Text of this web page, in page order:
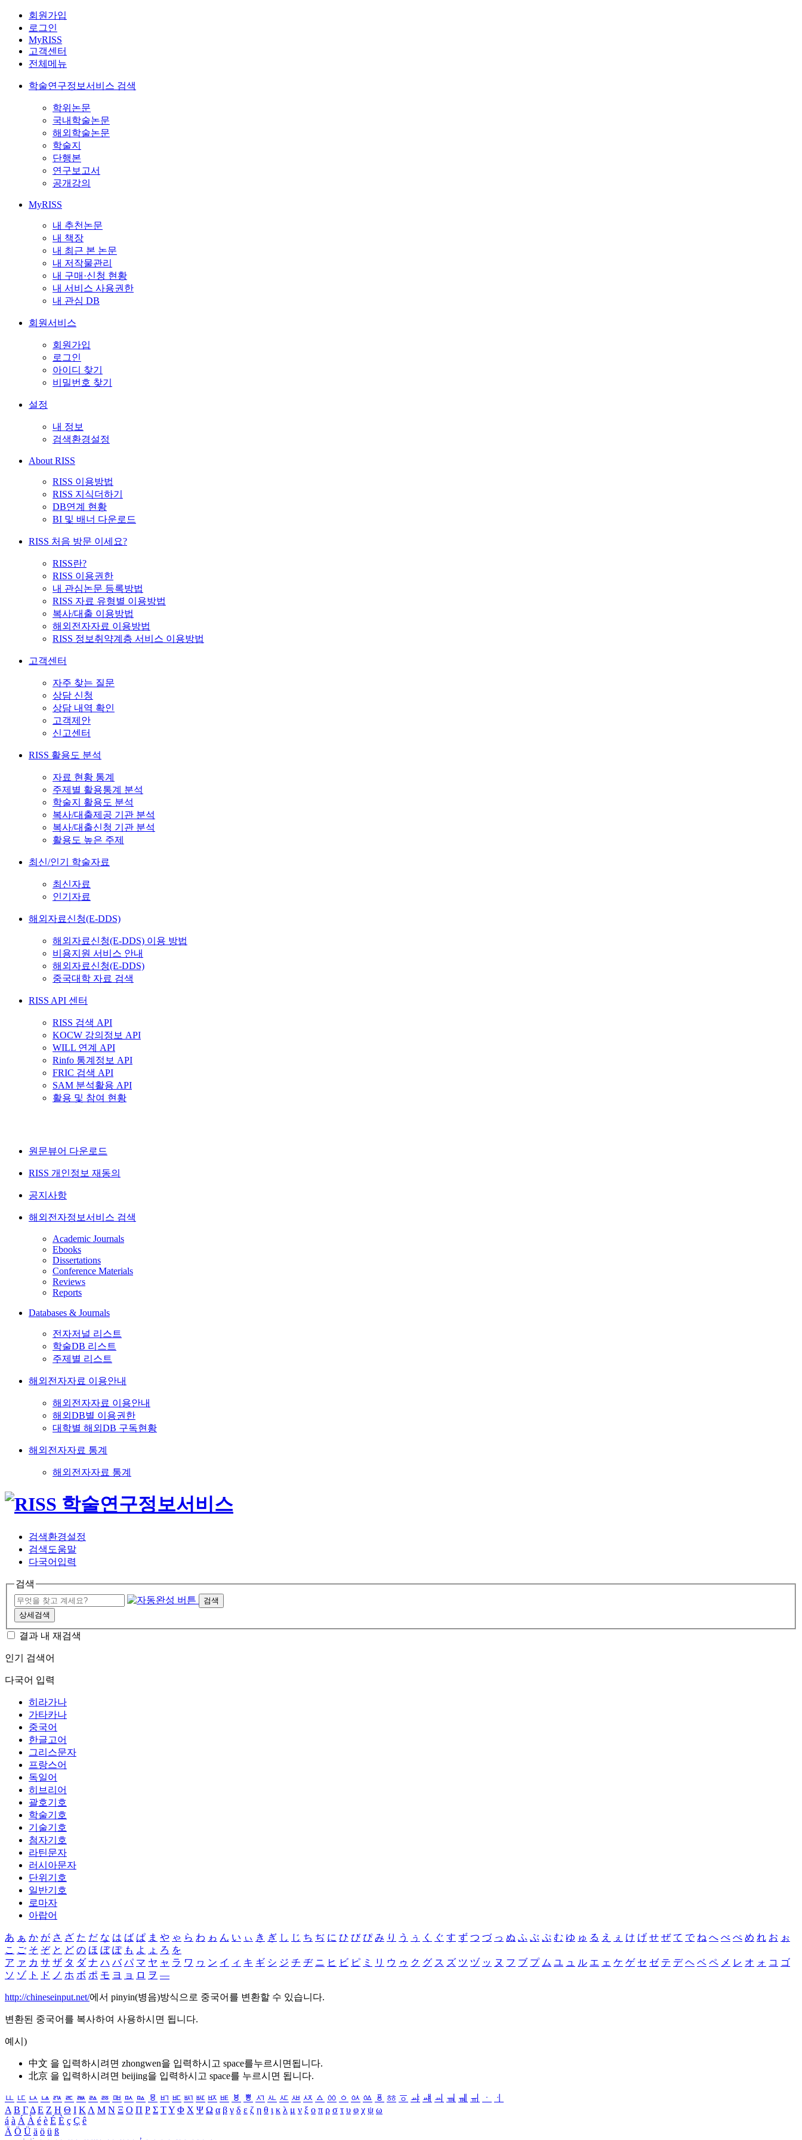
회원가입
로그인
MyRISS
고객센터
전체메뉴
학술연구정보서비스 검색
학위논문
국내학술논문
해외학술논문
학술지
단행본
연구보고서
공개강의
MyRISS
내 추천논문
내 책장
내 최근 본 논문
내 저작물관리
내 구매·신청 현황
내 서비스 사용권한
내 관심 DB
회원서비스
회원가입
로그인
아이디 찾기
비밀번호 찾기
설정
내 정보
검색환경설정
About RISS
RISS 이용방법
RISS 지식더하기
DB연계 현황
BI 및 배너 다운로드
RISS 처음 방문 이세요?
RISS란?
RISS 이용권한
내 관심논문 등록방법
RISS 자료 유형별 이용방법
복사/대출 이용방법
해외전자자료 이용방법
RISS 정보취약계층 서비스 이용방법
고객센터
자주 찾는 질문
상담 신청
상담 내역 확인
고객제안
신고센터
RISS 활용도 분석
자료 현황 통계
주제별 활용통계 분석
학술지 활용도 분석
복사/대출제공 기관 분석
복사/대출신청 기관 분석
활용도 높은 주제
최신/인기 학술자료
최신자료
인기자료
해외자료신청(E-DDS)
해외자료신청(E-DDS) 이용 방법
비용지원 서비스 안내
해외자료신청(E-DDS)
중국대학 자료 검색
RISS API 센터
RISS 검색 API
KOCW 강의정보 API
WILL 연계 API
Rinfo 통계정보 API
FRIC 검색 API
SAM 분석활용 API
활용 및 참여 현황
원문뷰어 다운로드
RISS 개인정보 재동의
공지사항
해외전자정보서비스 검색
Academic Journals
Ebooks
Dissertations
Conference Materials
Reviews
Reports
Databases & Journals
전자저널 리스트
학술DB 리스트
주제별 리스트
해외전자자료 이용안내
해외전자자료 이용안내
해외DB별 이용권한
대학별 해외DB 구독현황
해외전자자료 통계
해외전자자료 통계
검색환경설정
검색도움말
다국어입력
검색
검색
상세검색
결과 내 재검색
인기 검색어
다국어 입력
히라가나
가타카나
중국어
한글고어
그리스문자
프랑스어
독일어
히브리어
괄호기호
학술기호
기술기호
첨자기호
라틴문자
러시아문자
단위기호
일반기호
로마자
아랍어
あ ぁ か が さ ざ た だ な は ば ぱ ま や ゃ ら わ ゎ ん い ぃ き ぎ し じ ち ぢ に ひ び ぴ み り う ぅ く ぐ す ず つ づ っ ぬ ふ ぶ ぷ む ゆ ゅ る え ぇ け げ せ ぜ て で ね へ べ ぺ め れ お ぉ
こ ご そ ぞ と ど の ほ ぼ ぽ も よ ょ ろ を
ア ァ カ サ ザ タ ダ ナ ハ バ パ マ ヤ ャ ラ ワ ヮ ン イ ィ キ ギ シ ジ チ ヂ ニ ヒ ビ ピ ミ リ ウ ゥ ク グ ス ズ ツ ヅ ッ ヌ フ ブ プ ム ユ ュ ル エ ェ ケ ゲ セ ゼ テ デ ヘ ベ ペ メ レ オ ォ コ ゴ
ソ ゾ ト ド ノ ホ ボ ポ モ ヨ ョ ロ ヲ ―
http://chineseinput.net/에서 pinyin(병음)방식으로 중국어를 변환할 수 있습니다.
변환된 중국어를 복사하여 사용하시면 됩니다.
예시)
中文 을 입력하시려면 zhongwen을 입력하시고 space를누르시면됩니다.
北京 을 입력하시려면 beijing을 입력하시고 space를 누르시면 됩니다.
ㅥ ㅦ ㅧ ㅨ ㅩ ㅪ ㅫ ㅬ ㅭ ㅮ ㅯ ㅰ ㅱ ㅲ ㅳ ㅴ ㅵ ㅶ ㅷ ㅸ ㅹ ㅺ ㅻ ㅼ ㅽ ㅾ ㅿ ㆀ ㆁ ㆂ ㆃ ㆄ ㆅ ㆆ ㆇ ㆈ ㆉ ㆊ ㆋ ㆌ ㆍ
ㆎ
Α Β ΓΔ Ε Ζ Η Θ Ι ΚΛ Μ Ν Ξ Ο Π Ρ Σ ΤΥ Φ Χ Ψ Ω α β γ δ ε ζ η θ ι κ λ μ ν ξ ο π ρ σ τ υ φ χ ψ ω
á à Á À é è É È ç Ç ê
Ä Ö Ü ä ö ü ß